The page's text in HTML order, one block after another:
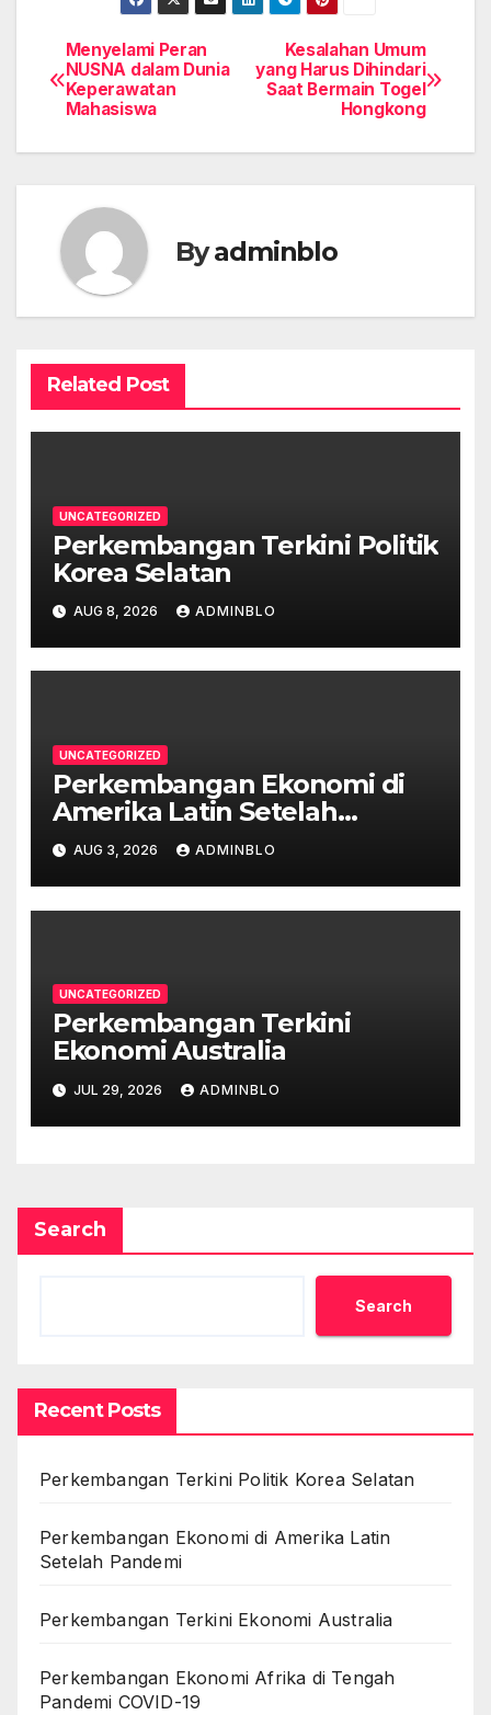
Post
navigation
Kesalahan Umum
yang Harus Dihindari
Saat Bermain Togel
Hongkong
Menyelami Peran
NUSNA dalam Dunia
Keperawatan
Mahasiswa
Byadminblo
Related Post
UNCATEGORIZED
Perkembangan Terkini Politik
Korea Selatan
AUG 8, 2026 ADMINBLO
UNCATEGORIZED
Perkembangan Ekonomi di
Amerika Latin Setelah
Pandemi
AUG 3, 2026 ADMINBLO
UNCATEGORIZED
Perkembangan Terkini
Ekonomi Australia
JUL 29, 2026 ADMINBLO
Search
Search
Recent Posts
Perkembangan Terkini Politik Korea Selatan
Perkembangan Ekonomi di Amerika Latin
Setelah Pandemi
Perkembangan Terkini Ekonomi Australia
Perkembangan Ekonomi Afrika di Tengah
Pandemi COVID-19